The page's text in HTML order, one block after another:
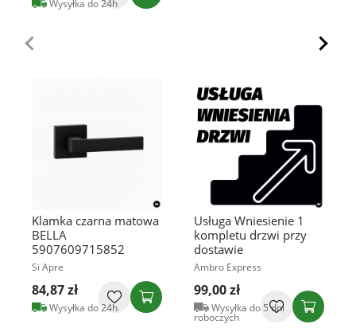
Wysyłka do 24h
Klamka czarna matowa
BELLA
5907609715852
Si Apre
84,87 zł
Wysyłka do 24h
Usługa Wniesienie 1
kompletu drzwi przy
dostawie
Ambro Express
99,00 zł
Wysyłka do 5 dni
roboczych